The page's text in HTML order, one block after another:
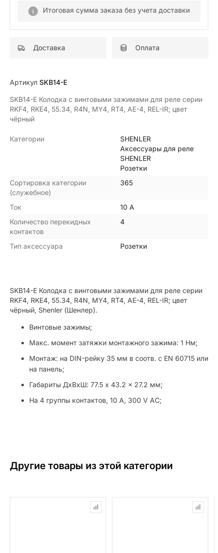
Итоговая сумма заказа без учета доставки
Доставка Оплата
Артикул SKB14-E
SKB14-E Колодка с винтовыми зажимами для реле серии
RKF4, RKE4, 55.34, R4N, MY4, RT4, AE-4, REL-IR; цвет
чёрный
Категории
SHENLER
Аксессуары для реле
SHENLER
Розетки
Сортировка категории
(служебное)
365
Ток
10 А
Количество перекидных
контактов
4
Тип аксессуара Розетки
SKB14-E Колодка с винтовыми зажимами для реле серии
RKF4, RKE4, 55.34, R4N, MY4, RT4, AE-4, REL-IR; цвет
чёрный, Shenler (Шенлер).
Винтовые зажимы;
Макс. момент затяжки монтажного зажима: 1 Нм;
Монтаж: на DIN-рейку 35 мм в соотв. с EN 60715 или
на панель;
Габариты ДхВхШ: 77.5 x 43.2 x 27.2 мм;
На 4 группы контактов, 10 A, 300 V AC;
Другие товары из этой категории